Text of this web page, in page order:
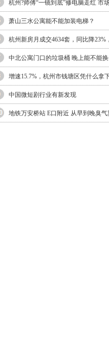
杭州?师傅“一镜到底”修电脑走红 市
萧山三水公寓能不能加装电梯？
杭州新房月成交4634套，同比降23%
中北公寓门口的垃圾桶 晚上能不能
增速15.7%，杭州市钱塘区凭什么拿
中国微短剧行业有新发现
地铁万安桥站 E口附近 从早到晚臭气